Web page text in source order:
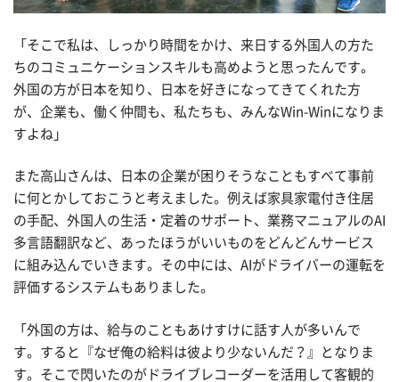
「そこで私は、しっかり時間をかけ、来日する外国人の方た
ちのコミュニケーションスキルも高めようと思ったんです。
外国の方が日本を知り、日本を好きになってきてくれた方
が、企業も、働く仲間も、私たちも、みんなWin-Winになりま
すよね」
また高山さんは、日本の企業が困りそうなこともすべて事前
に何とかしておこうと考えました。例えば家具家電付き住居
の手配、外国人の生活・定着のサポート、業務マニュアルのAI
多言語翻訳など、あったほうがいいものをどんどんサービス
に組み込んでいきます。その中には、AIがドライバーの運転を
評価するシステムもありました。
「外国の方は、給与のこともあけすけに話す人が多いんで
す。すると『なぜ俺の給料は彼より少ないんだ？』となりま
す。そこで閃いたのがドライブレコーダーを活用して客観的